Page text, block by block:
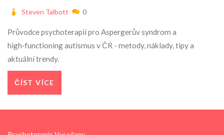
Steven Talbott 0
Průvodce psychoterapií pro Aspergerův syndrom a
high‑functioning autismus v ČR - metody, náklady, tipy a
aktuální trendy.
ČÍST VÍCE